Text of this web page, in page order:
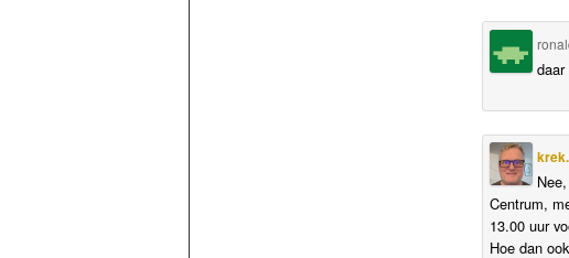
krek.
Centrum,
13.00 uur
Hoe dan